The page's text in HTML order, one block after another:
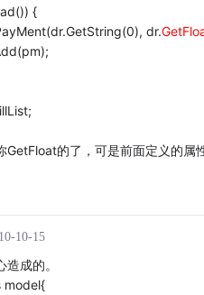
{
dr.
GetFloat的了，可是前面定义的属
10-15
成的。
model{